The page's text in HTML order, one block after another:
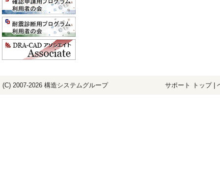
(C) 2007-2026 構造システムグループ サポート トップ|